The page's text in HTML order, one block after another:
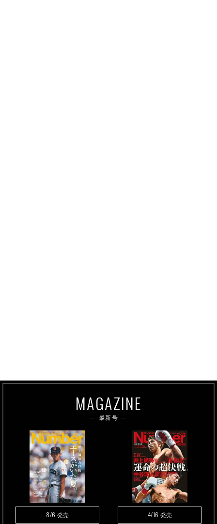
MAGAZINE
最新号
8/6 発売 4/16 発売